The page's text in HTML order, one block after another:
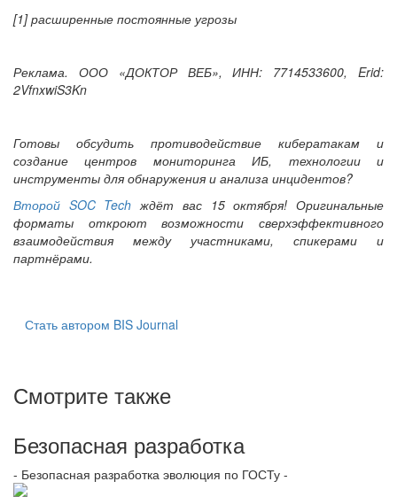
[1] расширенные постоянные угрозы
Реклама. ООО «ДОКТОР ВЕБ», ИНН: 7714533600, Erid:
2VfnxwiS3Kn
Готовы обсудить противодействие кибератакам и
создание центров мониторинга ИБ, технологии и
инструменты для обнаружения и анализа инцидентов?
Второй SOC Tech ждёт вас 15 октября! Оригинальные
форматы откроют возможности сверхэффективного
взаимодействия между участниками, спикерами и
партнёрами.
Стать автором BIS Journal
Смотрите также
Безопасная разработка
- Безопасная разработка эволюция по ГОСТу -